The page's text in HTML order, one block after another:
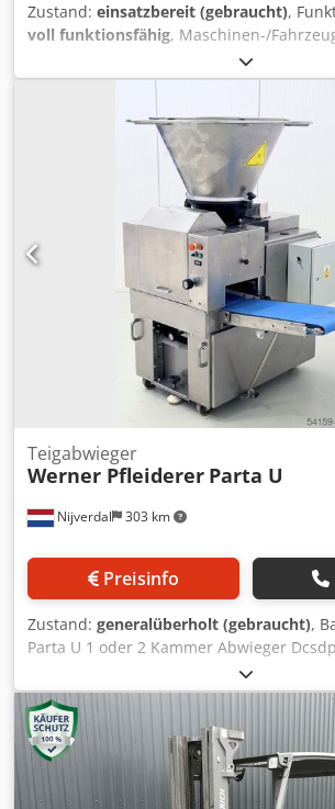
Zustand: einsatzbereit (gebraucht),
voll funktionsfähig, Maschinen-/
2017,
Hubhöhe:4.625 mm, Freihub:1.500 mm
, Kein
garantierter Verkauf zum höchsten Gebot!
DETAILS Hubhöhe: 4.625 mm Bauhöhe:
1.500 mm MASCHINEN-DETAILS
Freihub Batteriespannung: 48 V
Dodezrlwispfx Ab Rock Bereifung: neu
5.612 h AUSSTATTUNG Kabine Batterie
Seitenschieber Externe Referenz:
Nijverdal 303 km
Teigabwieger
Werner Pfleiderer Parta U
Preisinfo
Zustand: generalüberholt (gebraucht),
Parta U 1 oder 2 Kammer Abwieger
Rsk Gewichtsbereich 1 Kammer 300 –
Gewichtsbereich 2 Kammer 110 – 1250
2840 St. pro Stunde Frequenzumformer